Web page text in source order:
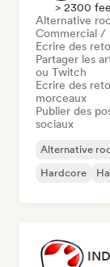
> 2300
Alternative
Commercial /
Ecrire des
Partager les
ou Twitch
Ecrire des
morceaux
Publier des
sociaux
Alternative
Hardcore